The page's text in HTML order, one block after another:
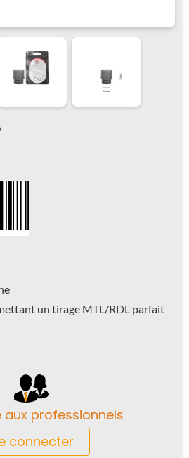
un tirage MTL/RDL parfait
aux professionnels
connecter